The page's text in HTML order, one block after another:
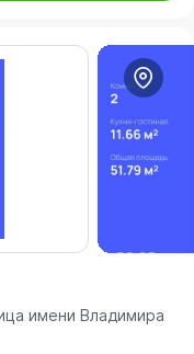
имени Владимира